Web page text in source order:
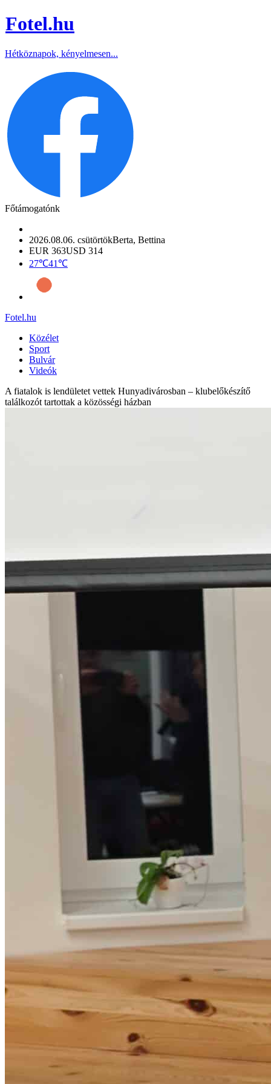
Fotel.hu
Hétköznapok, kényelmesen...
Főtámogatónk
2026.08.06. csütörtökBerta, Bettina
EUR 363USD 314
27℃41℃
Fotel.hu
Közélet
Sport
Bulvár
Videók
A fiatalok is lendületet vettek Hunyadivárosban – klubelőkészítő
találkozót tartottak a közösségi házban